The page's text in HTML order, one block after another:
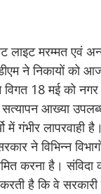
मरम्मत एवं
ने निकायों को
18 मई को
आख्या
गंभीर लापरवाही
ने विभिन्न
करना है। संविदा
है कि वे